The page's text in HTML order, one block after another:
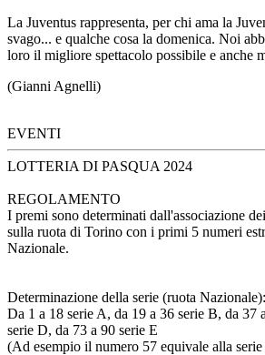
La Juventus rappresenta, per chi ama la
svago... e qualche cosa la domenica. Noi
loro il migliore spettacolo possibile e anche
(Gianni Agnelli)
EVENTI
LOTTERIA DI PASQUA 2024
REGOLAMENTO
I premi sono determinati dall'associazione
sulla ruota di Torino con i primi 5 numeri
Nazionale.
Determinazione della serie (ruota Nazionale):
Da 1 a 18 serie A, da 19 a 36 serie B, da 37
serie D, da 73 a 90 serie E
(Ad esempio il numero 57 equivale alla